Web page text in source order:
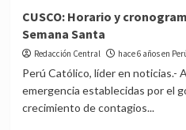
en
Quechua
celebraciones
de
Semana
Santa
por
CUSCO: Horario y
Semana Santa
Redacción Central hace 6 años en
Perú Católico, líder en noticias.-
emergencia establecidas por el
crecimiento de contagios...